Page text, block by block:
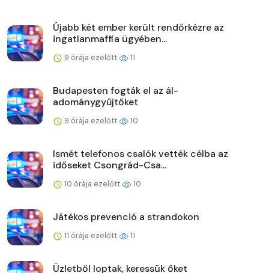
Újabb két ember került rendőrkézre az
ingatlanmaffia ügyében...
9 órája ezelőtt 11
Budapesten fogták el az ál-
adománygyűjtőket
9 órája ezelőtt 10
Ismét telefonos csalók vették célba az
időseket Csongrád-Csa...
10 órája ezelőtt 10
Játékos prevenció a strandokon
11 órája ezelőtt 11
Üzletből loptak, keressük őket